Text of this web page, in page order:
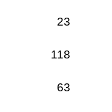
23
118
63